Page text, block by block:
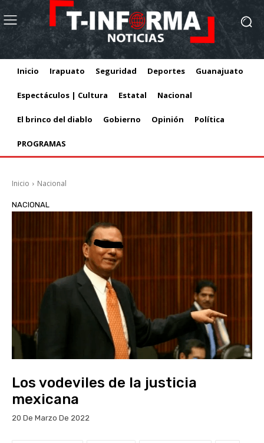
Inicio Irapuato Seguridad Deportes Guanajuato
Espectáculos | Cultura Estatal Nacional
El brinco del diablo Gobierno Opinión Política
PROGRAMAS
Inicio Nacional
NACIONAL
Los vodeviles de la justicia
mexicana
20 De Marzo De 2022